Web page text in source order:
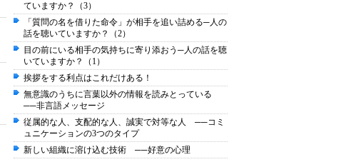
ていますか？（3）
「質問の名を借りた命令」が相手を追い詰める─人の
話を聴いていますか？（2）
目の前にいる相手の気持ちに寄り添おう─人の話を聴
いていますか？（1）
挨拶をする利点はこれだけある！
無意識のうちに言葉以外の情報を読みとっている
──非言語メッセージ
従属的な人、支配的な人、誠実で対等な人 ──コミ
ュニケーションの3つのタイプ
新しい組織に溶け込む技術 ──好意の心理